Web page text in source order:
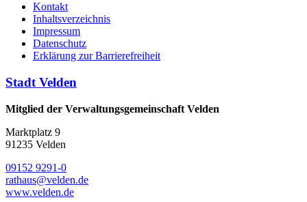
Kontakt
Inhaltsverzeichnis
Impressum
Datenschutz
Erklärung zur Barrierefreiheit
Stadt Velden
Mitglied der Verwaltungsgemeinschaft Velden
Marktplatz 9
91235 Velden
09152 9291-0
rathaus@velden.de
www.velden.de